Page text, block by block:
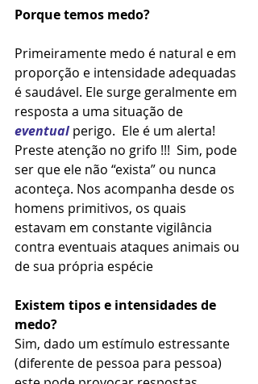
Porque temos medo?
Primeiramente medo é natural e em
proporção e intensidade adequadas
é saudável. Ele surge geralmente em
resposta a uma situação de
eventual perigo.  Ele é um alerta!
Preste atenção no grifo !!!  Sim, pode
ser que ele não “exista” ou nunca
aconteça. Nos acompanha desde os
homens primitivos, os quais
estavam em constante vigilância
contra eventuais ataques animais ou
de sua própria espécie
Existem tipos e intensidades de
medo?
Sim, dado um estímulo estressante
(diferente de pessoa para pessoa)